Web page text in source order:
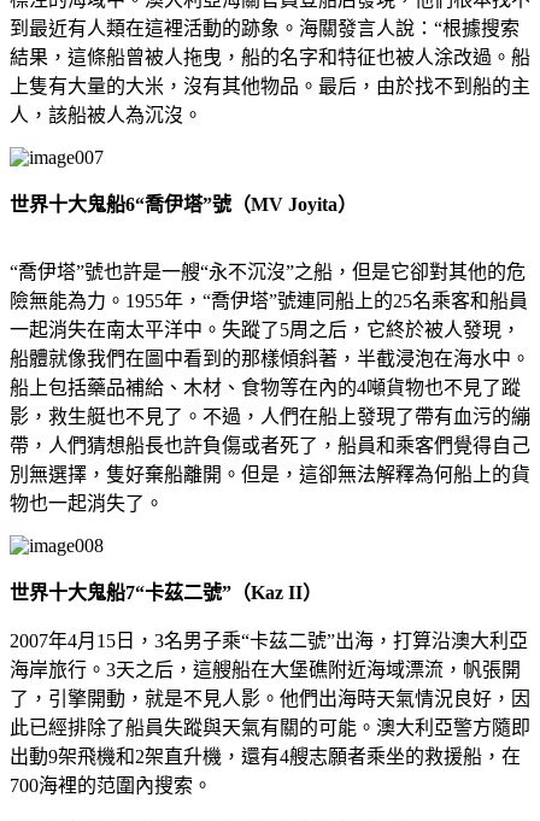
到最近有人類在這裡活動的跡象。海關發言人說：“根據搜索
結果，這條船曾被人拖曳，船的名字和特征也被人涂改過。船
上隻有大量的大米，沒有其他物品。最后，由於找不到船的主
人，該船被人為沉沒。
世界十大鬼船6“喬伊塔”號（MV Joyita）
“喬伊塔”號也許是一艘“永不沉沒”之船，但是它卻對其他的危
險無能為力。1955年，“喬伊塔”號連同船上的25名乘客和船員
一起消失在南太平洋中。失蹤了5周之后，它終於被人發現，
船體就像我們在圖中看到的那樣傾斜著，半截浸泡在海水中。
船上包括藥品補給、木材、食物等在內的4噸貨物也不見了蹤
影，救生艇也不見了。不過，人們在船上發現了帶有血污的繃
帶，人們猜想船長也許負傷或者死了，船員和乘客們覺得自己
別無選擇，隻好棄船離開。但是，這卻無法解釋為何船上的貨
物也一起消失了。
世界十大鬼船7“卡茲二號”（Kaz II）
2007年4月15日，3名男子乘“卡茲二號”出海，打算沿澳大利亞
海岸旅行。3天之后，這艘船在大堡礁附近海域漂流，帆張開
了，引擎開動，就是不見人影。他們出海時天氣情況良好，因
此已經排除了船員失蹤與天氣有關的可能。澳大利亞警方隨即
出動9架飛機和2架直升機，還有4艘志願者乘坐的救援船，在
700海裡的范圍內搜索。